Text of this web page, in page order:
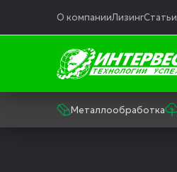
О компанииЛизингСтатьи
Металлообработка